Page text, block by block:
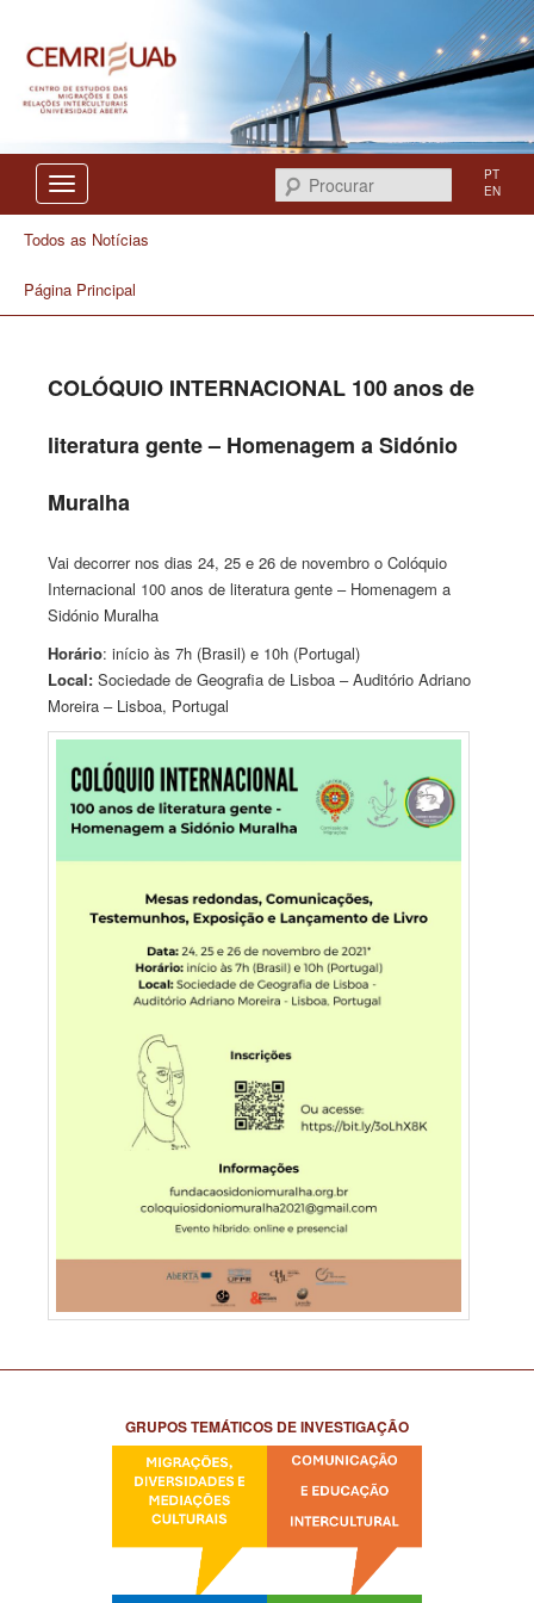
CEMRI
Procurar
PT
EN
Todos as Notícias
Página Principal
COLÓQUIO INTERNACIONAL 100 anos de
literatura gente – Homenagem a Sidónio
Muralha
Vai decorrer nos dias 24, 25 e 26 de novembro o Colóquio
Internacional 100 anos de literatura gente – Homenagem a
Sidónio Muralha
Horário: início às 7h (Brasil) e 10h (Portugal)
Local: Sociedade de Geografia de Lisboa – Auditório Adriano
Moreira – Lisboa, Portugal
GRUPOS TEMÁTICOS DE INVESTIGAÇÃO